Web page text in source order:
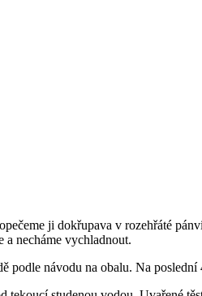
ji dokřupava v rozehřáté
a necháme vychladnout.
podle návodu na obalu. Na